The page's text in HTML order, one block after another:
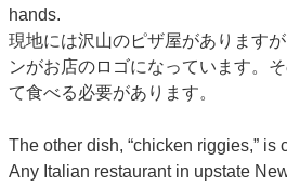
hands.
現地には沢山のピザ屋があります
ンがお店のロゴになっています。
て食べる必要があります。
The other dish, “chicken riggies,” is
Any Italian restaurant in upstate